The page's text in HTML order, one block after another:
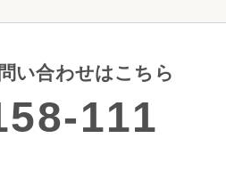
い合わせはこちら
111